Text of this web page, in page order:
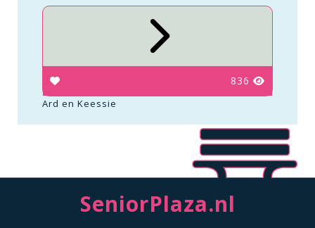
836
Ard en Keessie
SeniorPlaza.nl